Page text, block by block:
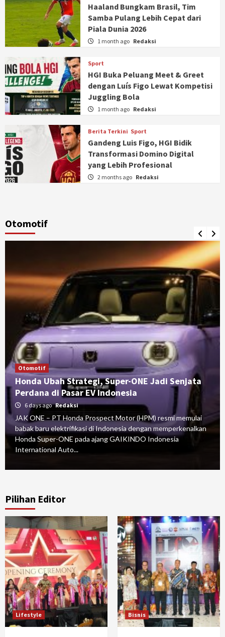
Haaland Bungkam Brasil, Tim
Samba Pulang Lebih Cepat dari
Piala Dunia 2026
1 month ago Redaksi
Sport
HGI Buka Peluang Meet & Greet
dengan Luís Figo Lewat Kompetisi
Juggling Bola
1 month ago Redaksi
Berita Terkini Sport
Gandeng Luis Figo, HGI Bidik
Transformasi Domino Digital
yang Lebih Profesional
2 months ago Redaksi
Otomotif
Otomotif
Honda Ubah Strategi, Super-ONE Jadi Senjata
Perdana di Pasar EV Indonesia
6 days ago Redaksi
JAK ONE – PT Honda Prospect Motor (HPM) resmi memulai
babak baru elektrifikasi di Indonesia dengan memperkenalkan
Honda Super-ONE pada ajang GAIKINDO Indonesia
International Auto...
Pilihan Editor
Lifestyle Bisnis